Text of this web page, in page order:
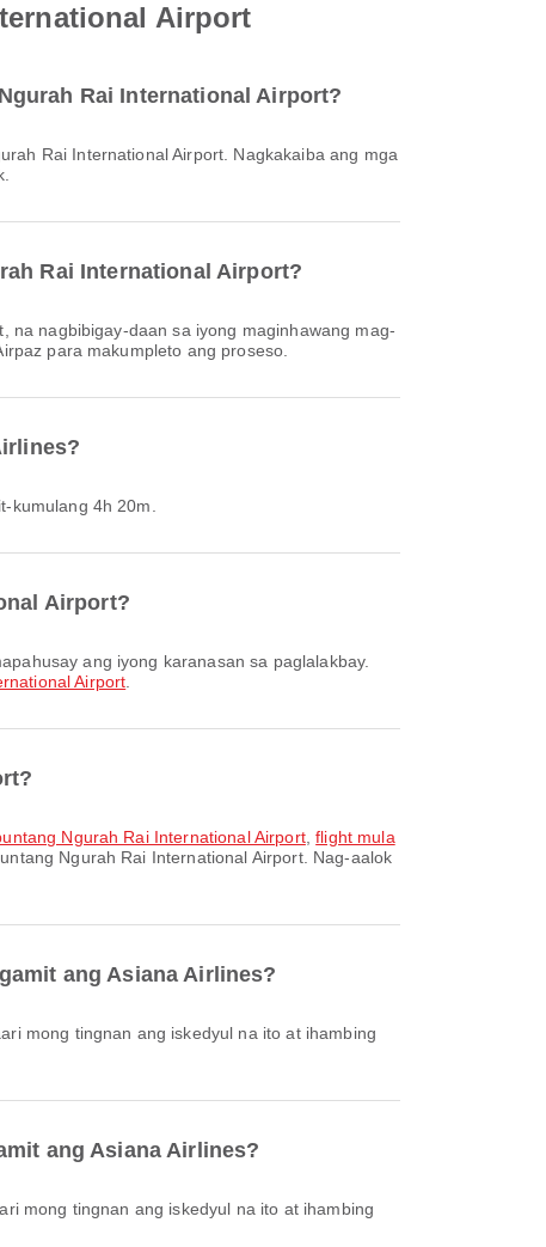
Airport
Rai International Airport?
Rai International Airport?
para makumpleto ang proseso.
kumulang 4h 20m.
Airport?
Airport
Ngurah Rai International Airport,flight mula
Ngurah Rai International Airport. Nag-aalok
ang Asiana Airlines?
ang Asiana Airlines?